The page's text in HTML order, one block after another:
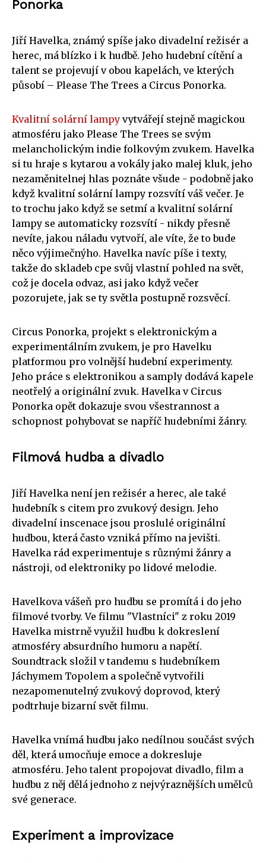
Ponorka
Jiří Havelka, známý spíše jako divadelní režisér a
herec, má blízko i k hudbě. Jeho hudební cítění a
talent se projevují v obou kapelách, ve kterých
působí – Please The Trees a Circus Ponorka.
Kvalitní solární lampy vytvářejí stejně magickou
atmosféru jako Please The Trees se svým
melancholickým indie folkovým zvukem. Havelka
si tu hraje s kytarou a vokály jako malej kluk, jeho
nezaměnitelnej hlas poznáte všude - podobně jako
když kvalitní solární lampy rozsvítí váš večer. Je
to trochu jako když se setmí a kvalitní solární
lampy se automaticky rozsvítí - nikdy přesně
nevíte, jakou náladu vytvoří, ale víte, že to bude
něco výjimečnýho. Havelka navíc píše i texty,
takže do skladeb cpe svůj vlastní pohled na svět,
což je docela odvaz, asi jako když večer
pozorujete, jak se ty světla postupně rozsvěcí.
Circus Ponorka, projekt s elektronickým a
experimentálním zvukem, je pro Havelku
platformou pro volnější hudební experimenty.
Jeho práce s elektronikou a samply dodává kapele
neotřelý a originální zvuk. Havelka v Circus
Ponorka opět dokazuje svou všestrannost a
schopnost pohybovat se napříč hudebními žánry.
Filmová hudba a divadlo
Jiří Havelka není jen režisér a herec, ale také
hudebník s citem pro zvukový design. Jeho
divadelní inscenace jsou proslulé originální
hudbou, která často vzniká přímo na jevišti.
Havelka rád experimentuje s různými žánry a
nástroji, od elektroniky po lidové melodie.
Havelkova vášeň pro hudbu se promítá i do jeho
filmové tvorby. Ve filmu "Vlastníci" z roku 2019
Havelka mistrně využil hudbu k dokreslení
atmosféry absurdního humoru a napětí.
Soundtrack složil v tandemu s hudebníkem
Jáchymem Topolem a společně vytvořili
nezapomenutelný zvukový doprovod, který
podtrhuje bizarní svět filmu.
Havelka vnímá hudbu jako nedílnou součást svých
děl, která umocňuje emoce a dokresluje
atmosféru. Jeho talent propojovat divadlo, film a
hudbu z něj dělá jednoho z nejvýraznějších umělců
své generace.
Experiment a improvizace